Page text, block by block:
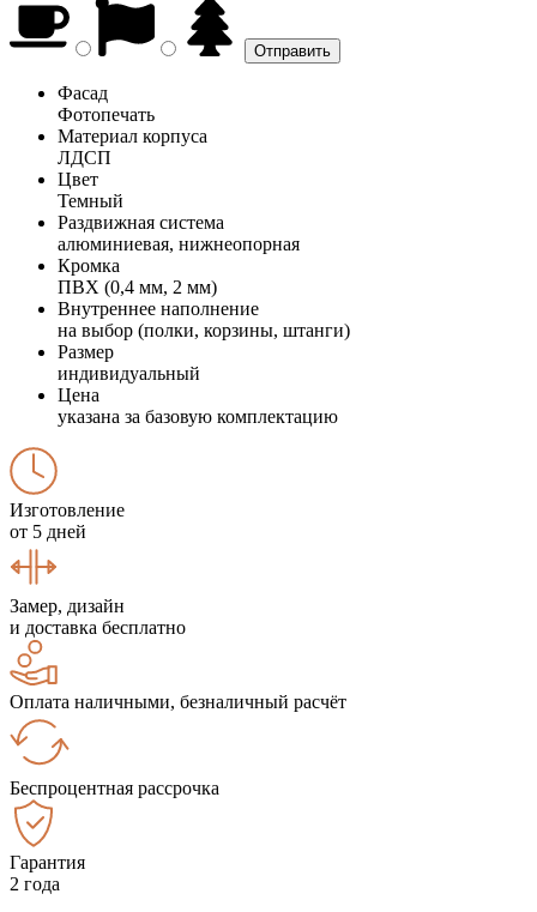
Фасад
Фотопечать
Материал корпуса
ЛДСП
Цвет
Темный
Раздвижная система
алюминиевая, нижнеопорная
Кромка
ПВХ (0,4 мм, 2 мм)
Внутреннее наполнение
на выбор (полки, корзины, штанги)
Размер
индивидуальный
Цена
указана за базовую комплектацию
Изготовление
от 5 дней
Замер, дизайн
и доставка бесплатно
Оплата наличными, безналичный расчёт
Беспроцентная рассрочка
Гарантия
2 года